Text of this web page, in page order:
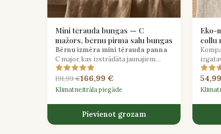
Mini tērauda bungas — C
mažors, bērnu pirmā salu bungas
Bērnu izmēra mini tērauda panna
C major, kas izstrādāta jaunajiem
mūziķiem, lai droši un priecīgi izpētītu
Karību jūras ritmus.
191,99 €166,99 €
Klimatneitrāla piegāde
Pievienot grozam
Eko-
collu
kas